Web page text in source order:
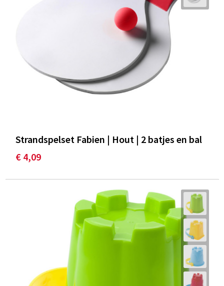
Strandspelset Fabien | Hout | 2 batjes en bal
€ 4,09